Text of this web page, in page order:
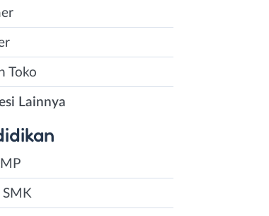
Toko
Lainnya